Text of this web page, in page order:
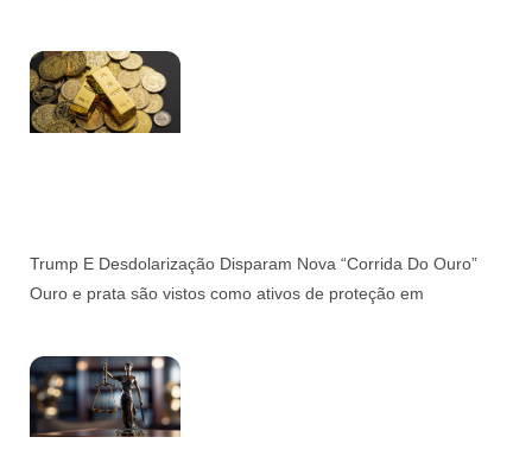
Trump E Desdolarização Disparam Nova “corrida Do Ouro”
Ouro e prata são vistos como ativos de proteção em